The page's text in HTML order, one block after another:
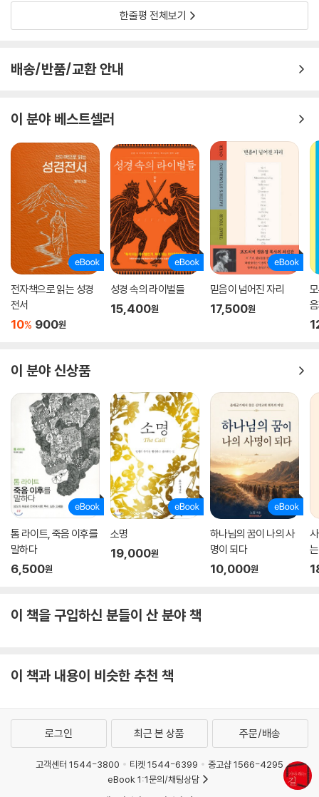
한줄평 전체보기
배송/반품/교환 안내
이 분야 베스트셀러
전자책으로 읽는 성경
전서
10% 900원
성경 속의 라이벌들
15,400원
믿음이 넘어진 자리
17,500원
이 분야 신상품
톰 라이트, 죽음 이후를
말하다
6,500원
소명
19,000원
하나님의 꿈이 나의 사
명이 되다
10,000원
이 책을 구입하신 분들이 산 분야 책
이 책과 내용이 비슷한 추천 책
로그인 최근 본 상품 주문/배송
고객센터 1544-3800 티켓 1544-6399
중고샵 1566-4295
eBook 1:1문의/채팅상담